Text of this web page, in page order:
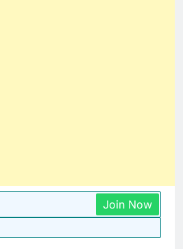
Join Now